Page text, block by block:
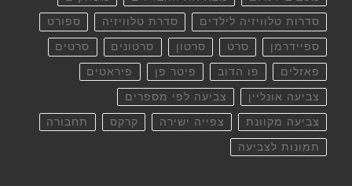
סדרות טלוויזיה לילדים סדרת טלוויזיה ספורט
ספיידרמן סרט סרטון סרטונים סרטים
פאזלים פו הדוב פיטר פן פיראטים
צביעה אונליין צביעה לפי מספרים
צביעה מקוונת צפייה ישירה קרקס תחבורה
תמונות לצביעה